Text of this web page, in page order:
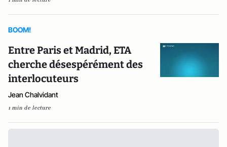
BOOM!
Entre Paris et Madrid, ETA
cherche désespérément des
interlocuteurs
Jean Chalvidant
1 min de lecture